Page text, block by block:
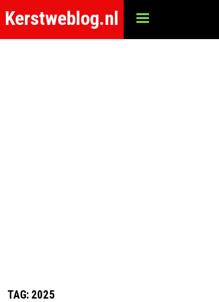
Kerstweblog.nl
TAG: 2025